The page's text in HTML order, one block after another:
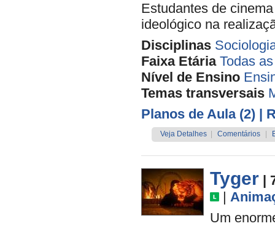
Estudantes de
ideológico na
Disciplinas
Faixa Etária Todas
Nível de Ensino
Temas transversais
Planos de Aula (2) |
Veja Detalhes Comentários
Tyger |
|
Um